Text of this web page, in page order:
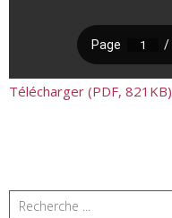
Télécharger (PDF, 821KB)